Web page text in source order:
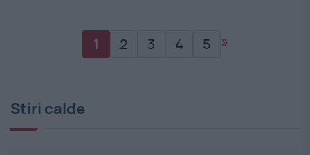
1 2 3 4 5 »
Stiri calde